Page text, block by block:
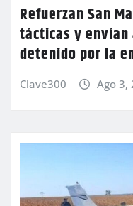
Refuerzan San
tácticas y
detenido por la
Clave300 Ago 3,